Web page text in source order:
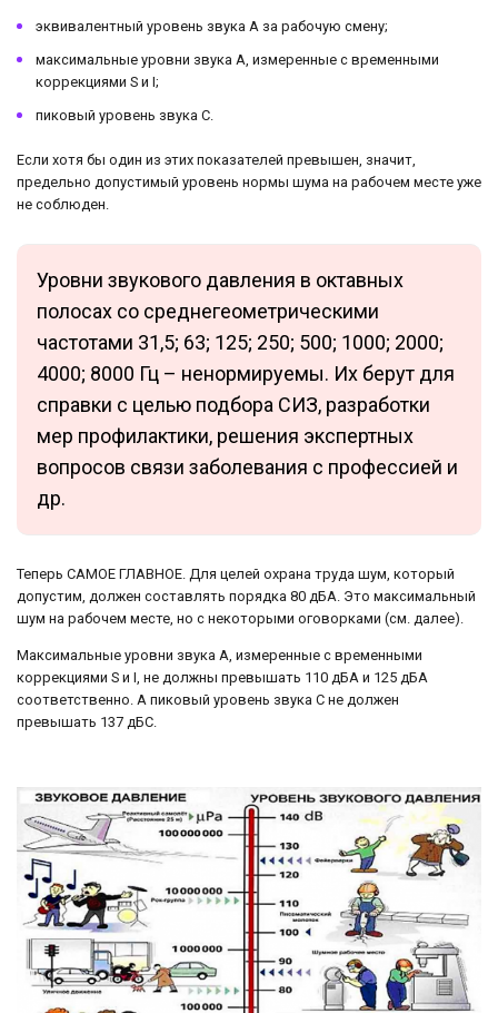
эквивалентный уровень звука A за рабочую смену;
максимальные уровни звука A, измеренные с временными
коррекциями S и I;
пиковый уровень звука C.
Если хотя бы один из этих показателей превышен, значит,
предельно допустимый уровень нормы шума на рабочем месте уже
не соблюден.
Уровни звукового давления в октавных
полосах со среднегеометрическими
частотами 31,5; 63; 125; 250; 500; 1000; 2000;
4000; 8000 Гц – ненормируемы. Их берут для
справки с целью подбора СИЗ, разработки
мер профилактики, решения экспертных
вопросов связи заболевания с профессией и
др.
Теперь САМОЕ ГЛАВНОЕ. Для целей охрана труда шум, который
допустим, должен составлять порядка 80 дБА. Это максимальный
шум на рабочем месте, но с некоторыми оговорками (см. далее).
Максимальные уровни звука A, измеренные с временными
коррекциями S и I, не должны превышать 110 дБА и 125 дБА
соответственно. А пиковый уровень звука C не должен
превышать 137 дБС.